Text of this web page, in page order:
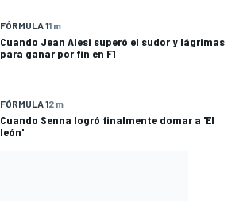
FÓRMULA 11 m
Cuando Jean Alesi superó el sudor y lágrimas
para ganar por fin en F1
FÓRMULA 12 m
Cuando Senna logró finalmente domar a 'El
león'